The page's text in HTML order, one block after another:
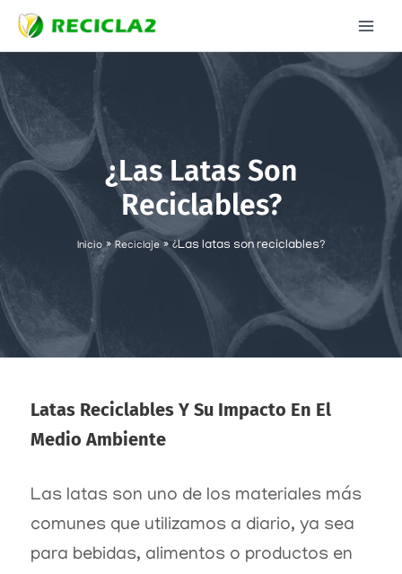
contenido
¿Las Latas Son
Reciclables?
Inicio Reciclaje ¿Las latas son reciclables?
Latas Reciclables Y Su Impacto En El
Medio Ambiente
Las latas son uno de los materiales más
comunes que utilizamos a diario, ya sea
para bebidas, alimentos o productos en